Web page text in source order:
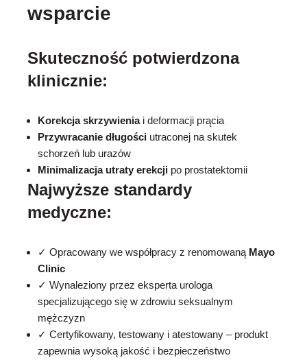
wsparcie
Skuteczność potwierdzona
klinicznie:
Korekcja skrzywieniai deformacji prącia
Przywracanie długości utraconej na skutek
schorzeń lub urazów
Minimalizacja utraty erekcji po prostatektomii
Najwyższe standardy
medyczne:
✓ Opracowany we współpracy z renomowaną Mayo
Clinic
✓ Wynaleziony przez eksperta urologa
specjalizującego się w zdrowiu seksualnym
mężczyzn
✓ Certyfikowany, testowany i atestowany – produkt
zapewnia wysoką jakość i bezpieczeństwo